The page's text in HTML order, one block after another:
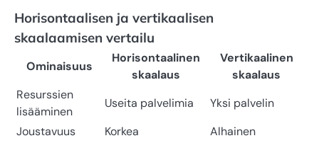
Horisontaalisen ja vertikaalisen
skaalaamisen vertailu
Ominaisuus
Horisontaalinen
skaalaus
Vertikaalinen
skaalaus
Resurssien
lisääminen
Useita palvelimia
Yksi palvelin
Joustavuus
Korkea
Alhainen